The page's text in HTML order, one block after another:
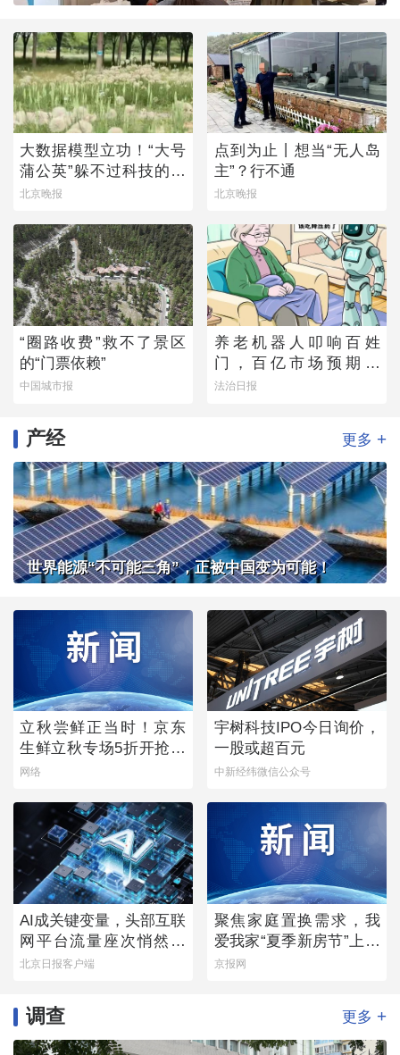
大数据模型立功！“大号
蒲公英”躲不过科技的火
眼金睛
北京晚报
点到为止丨想当“无人岛
主”？行不通
北京晚报
“圈路收费”救不了景区
的“门票依赖”
中国城市报
养老机器人叩响百姓
门，百亿市场预期下
的“理想”与“现实”
法治日报
产经 更多 +
世界能源“不可能三角”，正被中国变为可能！
立秋尝鲜正当时！京东
生鲜立秋专场5折开抢，
承包你的秋日餐桌
网络
宇树科技IPO今日询价，
一股或超百元
中新经纬微信公众号
AI成关键变量，头部互联
网平台流量座次悄然生
变
北京日报客户端
聚焦家庭置换需求，我
爱我家“夏季新房节”上线
多重专属权益
京报网
调查 更多 +